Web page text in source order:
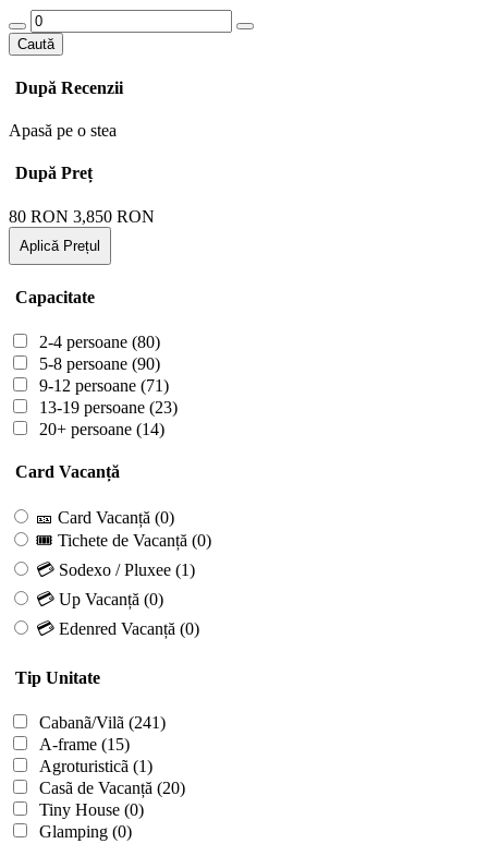
Caută
După Recenzii
Apasă pe o stea
După Preț
80 RON 3,850 RON
Aplică Prețul
Capacitate
2-4 persoane (80)
5-8 persoane (90)
9-12 persoane (71)
13-19 persoane (23)
20+ persoane (14)
Card Vacanță
🎫 Card Vacanță (0)
🎟 Tichete de Vacanță (0)
💳 Sodexo / Pluxee (1)
💳 Up Vacanță (0)
💳 Edenred Vacanță (0)
Tip Unitate
Cabanã/Vilã (241)
A-frame (15)
Agroturisticã (1)
Casã de Vacanță (20)
Tiny House (0)
Glamping (0)